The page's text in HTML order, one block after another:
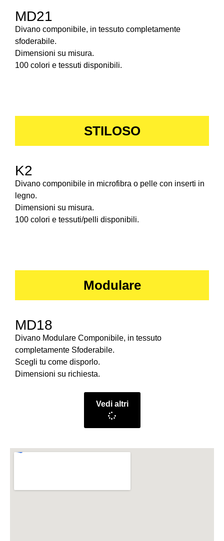
MD21
Divano componibile, in tessuto completamente
sfoderabile.
Dimensioni su misura.
100 colori e tessuti disponibili.
STILOSO
K2
Divano componibile in microfibra o pelle con inserti in
legno.
Dimensioni su misura.
100 colori e tessuti/pelli disponibili.
Modulare
MD18
Divano Modulare Componibile, in tessuto
completamente Sfoderabile.
Scegli tu come disporlo.
Dimensioni su richiesta.
Vedi altri